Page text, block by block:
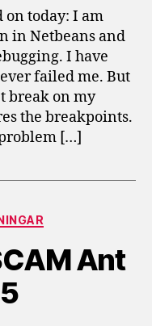
breakpoints
(Netbeans,
PHP,
XDebug)
today: I am
in Netbeans and
I have
failed me. But
break on my
the breakpoints.
[…]
Ant